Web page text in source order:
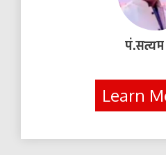
पं.सत्यम
Learn